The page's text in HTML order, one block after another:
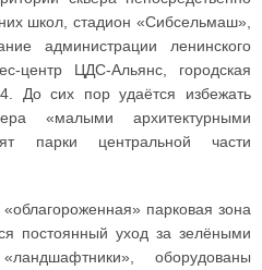
школ, стадион «Сибсельмаш»,
администрации ленинского
центр ЦДС-Альянс, городская
До сих пор удаётся избежать
«малыми архитектурными
парки центральной части
парковая зона
постоянный уход за зелёными
оборудованы